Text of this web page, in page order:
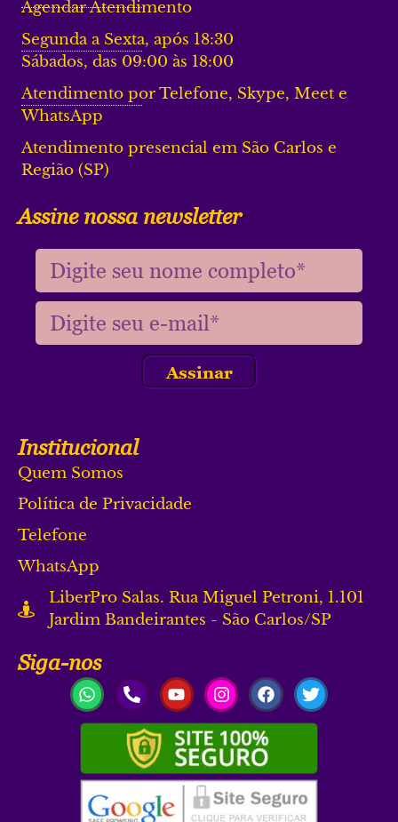
Agendar Atendimento
Segunda a Sexta, após 18:30
Sábados, das 09:00 às 18:00
Atendimento por Telefone, Skype, Meet e
WhatsApp
Atendimento presencial em São Carlos e
Região (SP)
Assine nossa newsletter
Assinar
Institucional
Quem Somos
Política de Privacidade
Telefone
WhatsApp
LiberPro Salas. Rua Miguel Petroni, 1.101
Jardim Bandeirantes - São Carlos/SP
Siga-nos